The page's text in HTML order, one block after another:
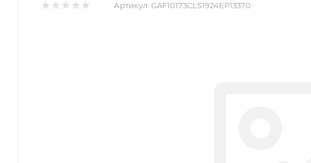
Артикул: GAF10173CLS1924EP13370